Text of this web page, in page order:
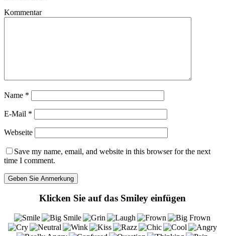
Kommentar
Name *
E-Mail *
Webseite
Save my name, email, and website in this browser for the next
time I comment.
Klicken Sie auf das Smiley einfügen